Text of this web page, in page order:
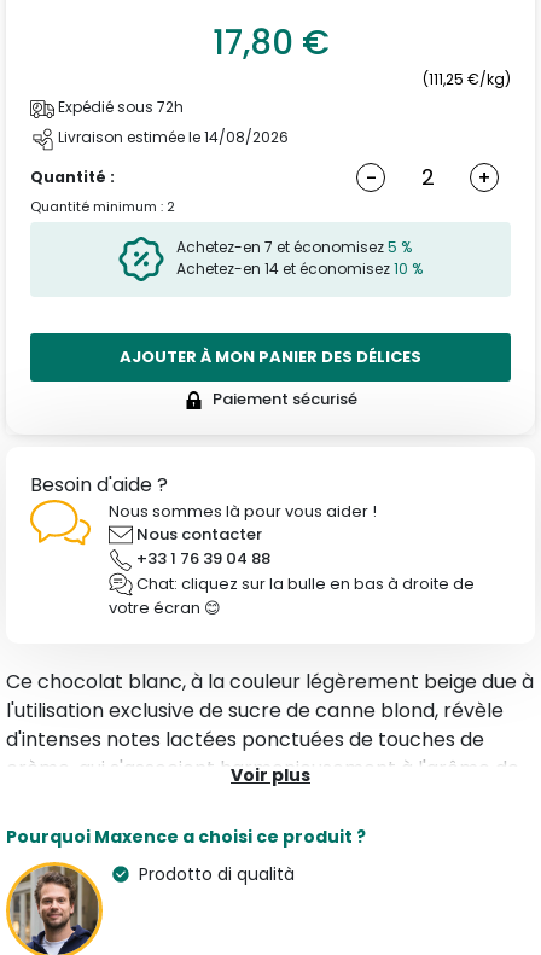
17,80 €
(111,25 €/kg)
Expédié sous 72h
Livraison estimée le 14/08/2026
Quantité :
- +
Quantité minimum : 2
Achetez-en 7 et économisez5 %
Achetez-en 14 et économisez10 %
AJOUTER À MON PANIER DES DÉLICES
Paiement sécurisé
Besoin d'aide ?
Nous sommes là pour vous aider !
Nous contacter
+33 1 76 39 04 88
Chat: cliquez sur la bulle en bas à droite de
votre écran 😊
Ce chocolat blanc, à la couleur légèrement beige due à
l'utilisation exclusive de sucre de canne blond, révèle
d'intenses notes lactées ponctuées de touches de
crème, qui s'associent harmonieusement à l'arôme de
Caractéristiques
Type
Toutes nos
Gourmandises
Voir plus
Pourquoi Maxence a choisi ce produit ?
Prodotto di qualità